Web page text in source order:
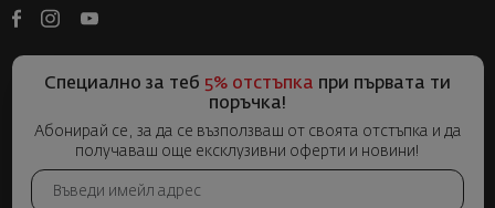
Специално за теб 5% отстъпка при първата ти
поръчка!
Абонирай се, за да се възползваш от своята отстъпка и да
получаваш още ексклузивни оферти и новини!